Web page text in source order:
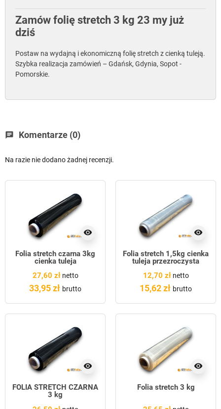
Zamów folię stretch 3 kg 23 my już
dziś
Postaw na wydajną i ekonomiczną folię stretch z cienką tuleją.
Szybka realizacja zamówień – Gdańsk, Gdynia, Sopot -
Pomorskie.
chat Komentarze (0)
Na razie nie dodano żadnej recenzji.
visibility
Folia stretch czarna 3kg
cienka tuleja
27,60 złnetto
33,95 zł brutto
visibility
Folia stretch 1,5kg cienka
tuleja przezroczysta
12,70 złnetto
15,62 zł brutto
visibility
FOLIA STRETCH CZARNA
3 kg
visibility
Folia stretch 3 kg